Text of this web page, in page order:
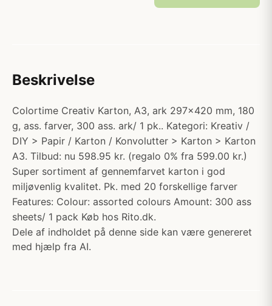
Beskrivelse
Colortime Creativ Karton, A3, ark 297x420 mm, 180
g, ass. farver, 300 ass. ark/ 1 pk.. Kategori: Kreativ /
DIY > Papir / Karton / Konvolutter > Karton > Karton
A3. Tilbud: nu 598.95 kr. (regalo 0% fra 599.00 kr.)
Super sortiment af gennemfarvet karton i god
miljøvenlig kvalitet. Pk. med 20 forskellige farver
Features: Colour: assorted colours Amount: 300 ass
sheets/ 1 pack Køb hos Rito.dk.
Dele af indholdet på denne side kan være genereret
med hjælp fra AI.